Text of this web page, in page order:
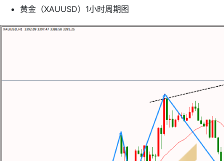
黄金（XAUUSD）1小时周期图